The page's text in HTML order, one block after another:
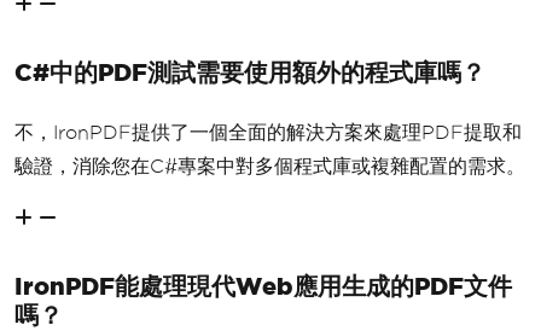
C#中的PDF測試需要使用額外的程式庫嗎？
不，IronPDF提供了一個全面的解決方案來處理PDF提取和
驗證，消除您在C#專案中對多個程式庫或複雜配置的需求。
IronPDF能處理現代Web應用生成的PDF文件
嗎？